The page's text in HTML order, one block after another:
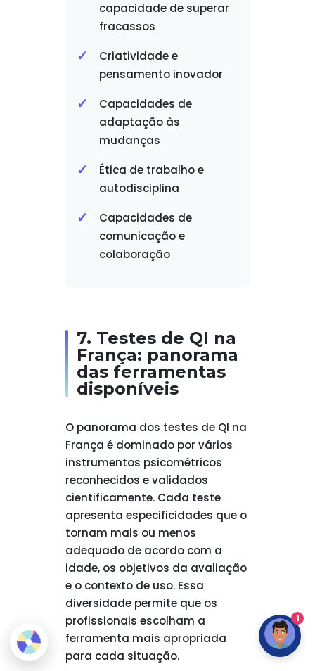
capacidade de superar
fracassos
Criatividade e
pensamento inovador
Capacidades de
adaptação às
mudanças
Ética de trabalho e
autodisciplina
Capacidades de
comunicação e
colaboração
7. Testes de QI na
França: panorama
das ferramentas
disponíveis
O panorama dos testes de QI na
França é dominado por vários
instrumentos psicométricos
reconhecidos e validados
cientificamente. Cada teste
apresenta especificidades que o
tornam mais ou menos
adequado de acordo com a
idade, os objetivos da avaliação
e o contexto de uso. Essa
diversidade permite que os
profissionais escolham a
ferramenta mais apropriada
para cada situação.
1